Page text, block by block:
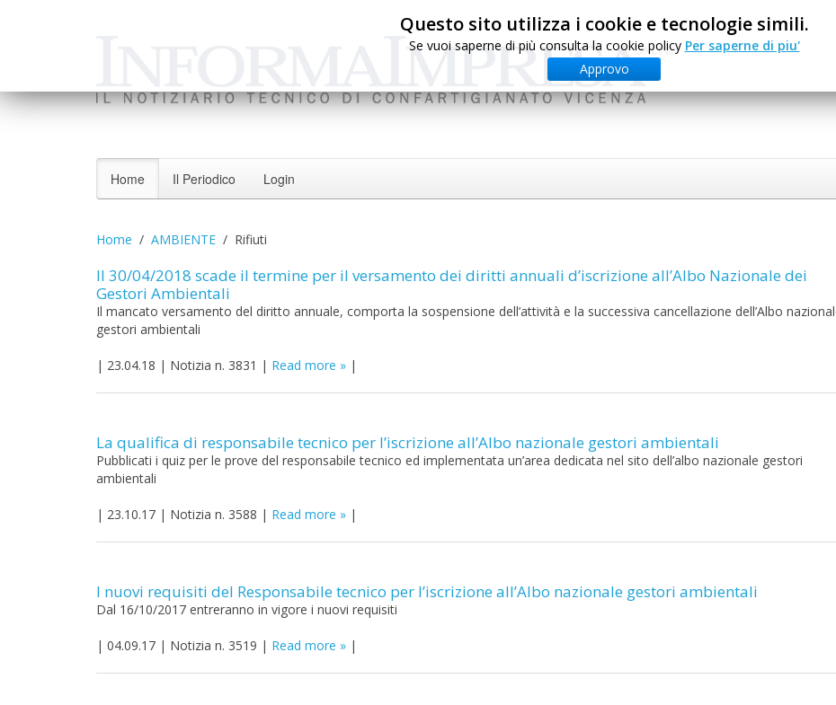
Questo sito utilizza i cookie e tecnologie simili.
Se vuoi saperne di più consulta la cookie policy Per saperne di piu'
Approvo
Home Il Periodico Login
Home AMBIENTE Rifiuti
Il 30/04/2018 scade il termine per il versamento dei diritti annuali d’iscrizione all’Albo Nazionale dei
Gestori Ambientali
Il mancato versamento del diritto annuale, comporta la sospensione dell’attività e la successiva cancellazione dell’Albo
gestori ambientali
| 23.04.18 | Notizia n. 3831 | Read more |
La qualifica di responsabile tecnico per l’iscrizione all’Albo nazionale gestori ambientali
Pubblicati i quiz per le prove del responsabile tecnico ed implementata un’area dedicata nel sito dell’albo nazionale gestori
ambientali
| 23.10.17 | Notizia n. 3588 | Read more |
I nuovi requisiti del Responsabile tecnico per l’iscrizione all’Albo nazionale gestori ambientali
Dal 16/10/2017 entreranno in vigore i nuovi requisiti
| 04.09.17 | Notizia n. 3519 | Read more |